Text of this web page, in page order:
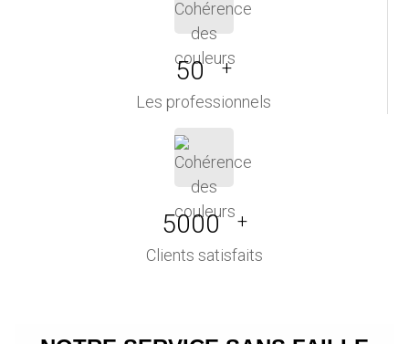
50 +
Les professionnels
5000 +
Clients satisfaits